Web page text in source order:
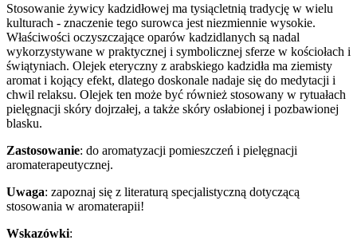
Stosowanie żywicy kadzidłowej ma tysiącletnią tradycję w wielu
kulturach - znaczenie tego surowca jest niezmiennie wysokie.
Właściwości oczyszczające oparów kadzidlanych są nadal
wykorzystywane w praktycznej i symbolicznej sferze w kościołach i
świątyniach. Olejek eteryczny z arabskiego kadzidła ma ziemisty
aromat i kojący efekt, dlatego doskonale nadaje się do medytacji i
chwil relaksu. Olejek ten może być również stosowany w rytuałach
pielęgnacji skóry dojrzałej, a także skóry osłabionej i pozbawionej
blasku.
Zastosowanie: do aromatyzacji pomieszczeń i pielęgnacji
aromaterapeutycznej.
Uwaga: zapoznaj się z literaturą specjalistyczną dotyczącą
stosowania w aromaterapii!
Wskazówki: